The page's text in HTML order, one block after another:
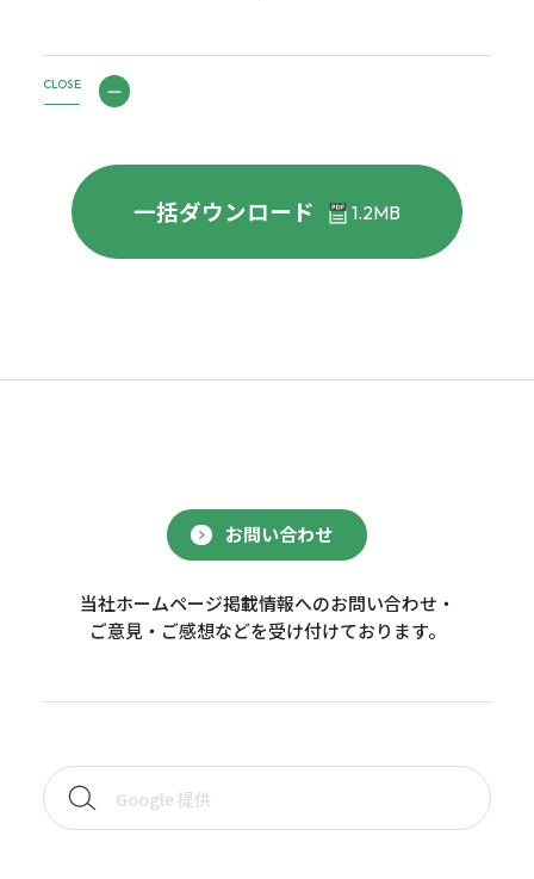
CLOSE
一括ダウンロード 1.2MB
お問い合わせ
当社ホームページ掲載情報へのお問い合わせ・
ご意見・ご感想などを受け付けております。